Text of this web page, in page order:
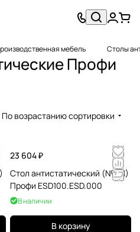
мебель Столы
Профи
По возрастанию сортировки
23 604 ₽
Стол антистатический (№101)
Профи ESD100.ESD.000
В наличии
В корзину